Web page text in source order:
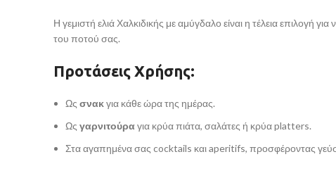
Η γεμιστή ελιά Χαλκιδικής με αμύγδαλο είναι η τέλεια επιλογή
του ποτού σας.
Προτάσεις Χρήσης:
Ως σνακγια κάθε ώρα της ημέρας.
Ως γαρνιτούραγια κρύα πιάτα, σαλάτες ή κρύα platters.
Στα αγαπημένα σας cocktails και aperitifs, προσφέροντας